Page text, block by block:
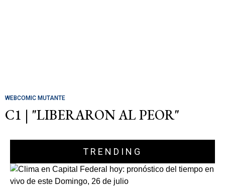
WEBCOMIC MUTANTE
C1 | "LIBERARON AL PEOR"
TRENDING